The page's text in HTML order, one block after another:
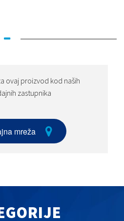
ovaj proizvod kod naših
zastupnika
mreža